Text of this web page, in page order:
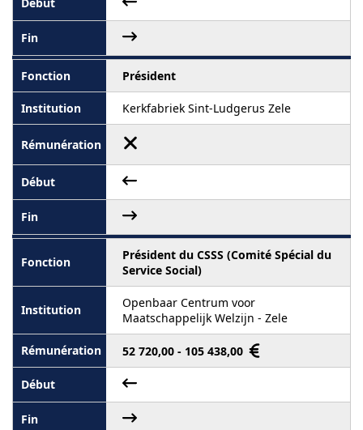
Président
Kerkfabriek Sint-Ludgerus Zele
Président du CSSS (Comité Spécial du
Service Social)
Openbaar Centrum voor
Maatschappelijk Welzijn - Zele
52 720,00 - 105 438,00